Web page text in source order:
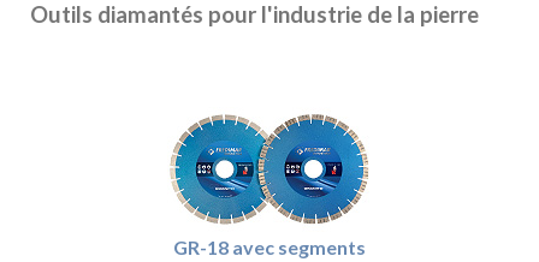
Outils diamantés pour l'industrie de la pierre
GR-18 avec segments